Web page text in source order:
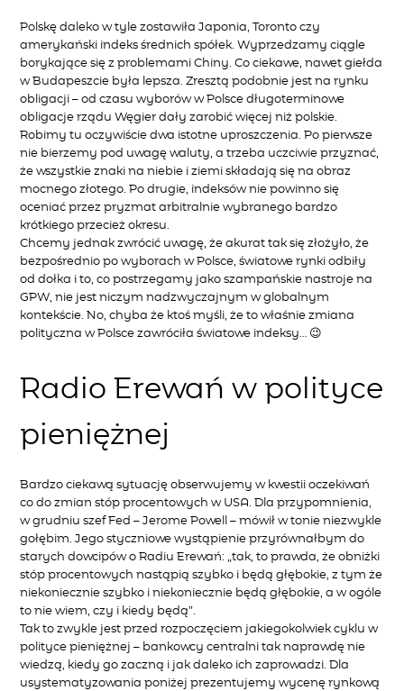
Polskę daleko w tyle zostawiła Japonia, Toronto czy
amerykański indeks średnich spółek. Wyprzedzamy ciągle
borykające się z problemami Chiny. Co ciekawe, nawet giełda
w Budapeszcie była lepsza. Zresztą podobnie jest na rynku
obligacji – od czasu wyborów w Polsce długoterminowe
obligacje rządu Węgier dały zarobić więcej niż polskie.
Robimy tu oczywiście dwa istotne uproszczenia. Po pierwsze
nie bierzemy pod uwagę waluty, a trzeba uczciwie przyznać,
że wszystkie znaki na niebie i ziemi składają się na obraz
mocnego złotego. Po drugie, indeksów nie powinno się
oceniać przez pryzmat arbitralnie wybranego bardzo
krótkiego przecież okresu.
Chcemy jednak zwrócić uwagę, że akurat tak się złożyło, że
bezpośrednio po wyborach w Polsce, światowe rynki odbiły
od dołka i to, co postrzegamy jako szampańskie nastroje na
GPW, nie jest niczym nadzwyczajnym w globalnym
kontekście. No, chyba że ktoś myśli, że to właśnie zmiana
polityczna w Polsce zawróciła światowe indeksy… 😉
Radio Erewań w polityce
pieniężnej
Bardzo ciekawą sytuację obserwujemy w kwestii oczekiwań
co do zmian stóp procentowych w USA. Dla przypomnienia,
w grudniu szef Fed – Jerome Powell – mówił w tonie niezwykle
gołębim. Jego styczniowe wystąpienie przyrównałbym do
starych dowcipów o Radiu Erewań: „tak, to prawda, że obniżki
stóp procentowych nastąpią szybko i będą głębokie, z tym że
niekoniecznie szybko i niekoniecznie będą głębokie, a w ogóle
to nie wiem, czy i kiedy będą”.
Tak to zwykle jest przed rozpoczęciem jakiegokolwiek cyklu w
polityce pieniężnej – bankowcy centralni tak naprawdę nie
wiedzą, kiedy go zaczną i jak daleko ich zaprowadzi. Dla
usystematyzowania poniżej prezentujemy wycenę rynkową